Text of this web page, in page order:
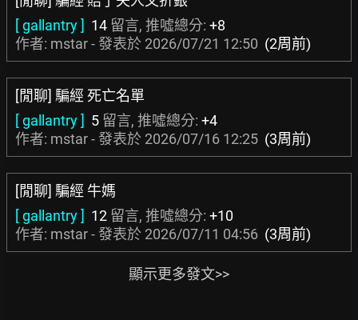
[ gallantry ] 14 留言, 推噓總分: +8
作者: mstar - 發表於 2026/07/21 12:50 (2周前)
[閒聊] 騙經 死亡名單
[ gallantry ] 5 留言, 推噓總分: +4
作者: mstar - 發表於 2026/07/16 12:25 (3周前)
[閒聊] 騙經 牛媽
[ gallantry ] 12 留言, 推噓總分: +10
作者: mstar - 發表於 2026/07/11 04:56 (3周前)
顯示更多發文>>